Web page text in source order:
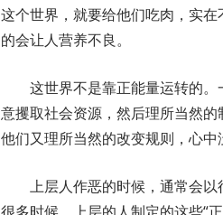
这个世界，就要给他们吃肉，实
的会让人营养不良。
这世界不是靠正能量运转的
意攫取社会资源，然后理所当然
他们又理所当然的改变规则，心中
上层人作恶的时候，通常会